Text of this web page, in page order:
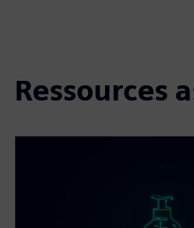
Ressources